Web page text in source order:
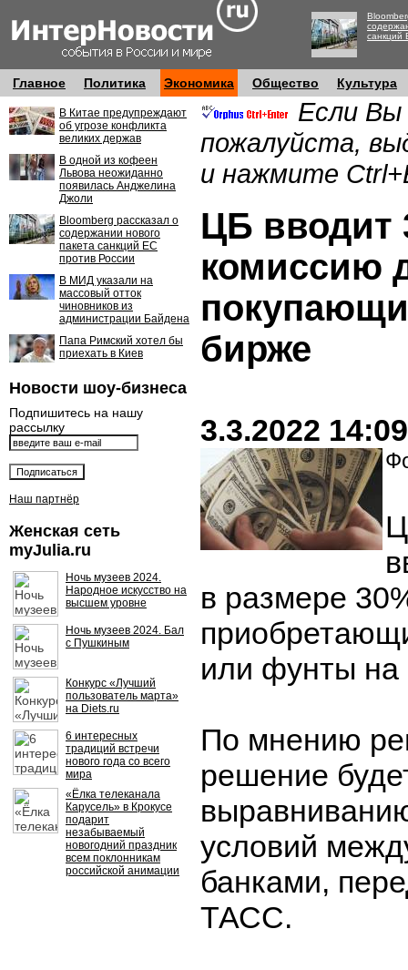
санкций
Главное Политика Экономика Общество Культура
В Китае предупреждают
об угрозе конфликта
великих держав
В одной из кофеен
Львова неожиданно
появилась Анджелина
Джоли
Bloomberg рассказал о
содержании нового
пакета санкций ЕС
против России
В МИД указали на
массовый отток
чиновников из
администрации Байдена
Папа Римский хотел бы
приехать в Киев
Новости шоу-бизнеса
Подпишитесь на нашу
рассылку
Наш партнёр
Женская сеть
myJulia.ru
Ночь музеев 2024.
Народное искусство на
высшем уровне
Ночь музеев 2024. Бал
с Пушкиным
Конкурс «Лучший
пользователь марта»
на Diets.ru
6 интересных
традиций встречи
нового года со всего
мира
«Ёлка телеканала
Карусель» в Крокусе
подарит
незабываемый
новогодний праздник
всем поклонникам
российской анимации
Если Вы
пожалуйста,
и нажмите
ЦБ вводит
комиссию
бирже
3.3.2022 14:09
в размере
или фунты на
По мнению
решение
условий
банками,
ТАСС.